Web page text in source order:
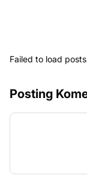
Failed to load
Posting